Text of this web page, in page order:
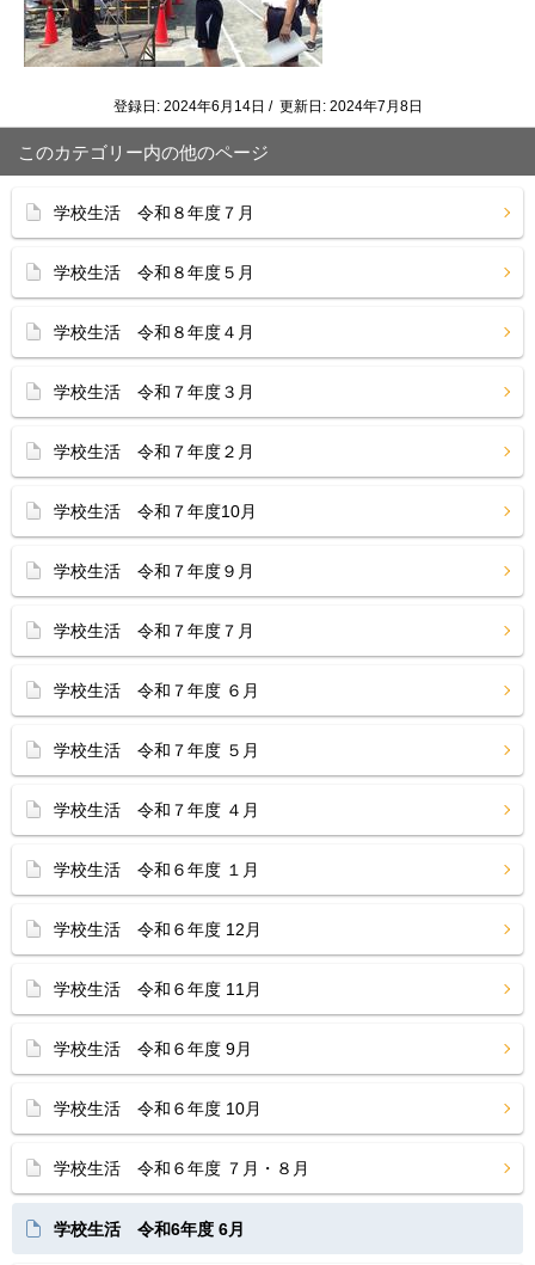
登録日: 2024年6月14日 / 更新日: 2024年7月8日
このカテゴリー内の他のページ
学校生活 令和８年度７月
学校生活 令和８年度５月
学校生活 令和８年度４月
学校生活 令和７年度３月
学校生活 令和７年度２月
学校生活 令和７年度10月
学校生活 令和７年度９月
学校生活 令和７年度７月
学校生活 令和７年度 ６月
学校生活 令和７年度 ５月
学校生活 令和７年度 ４月
学校生活 令和６年度 １月
学校生活 令和６年度 12月
学校生活 令和６年度 11月
学校生活 令和６年度 9月
学校生活 令和６年度 10月
学校生活 令和６年度 ７月・８月
学校生活 令和6年度 6月